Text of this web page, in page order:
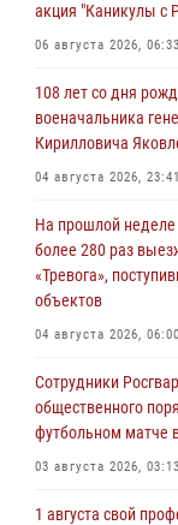
акция "Каникулы с
06 августа 2026, 06:33
108 лет со дня
военачальника
Кирилловича
04 августа 2026, 23:41
На прошлой неделе
более 280 раз
«Тревога»,
объектов
04 августа 2026, 06:00
Сотрудники
общественного
футбольном матче
03 августа 2026, 03:13
1 августа свой